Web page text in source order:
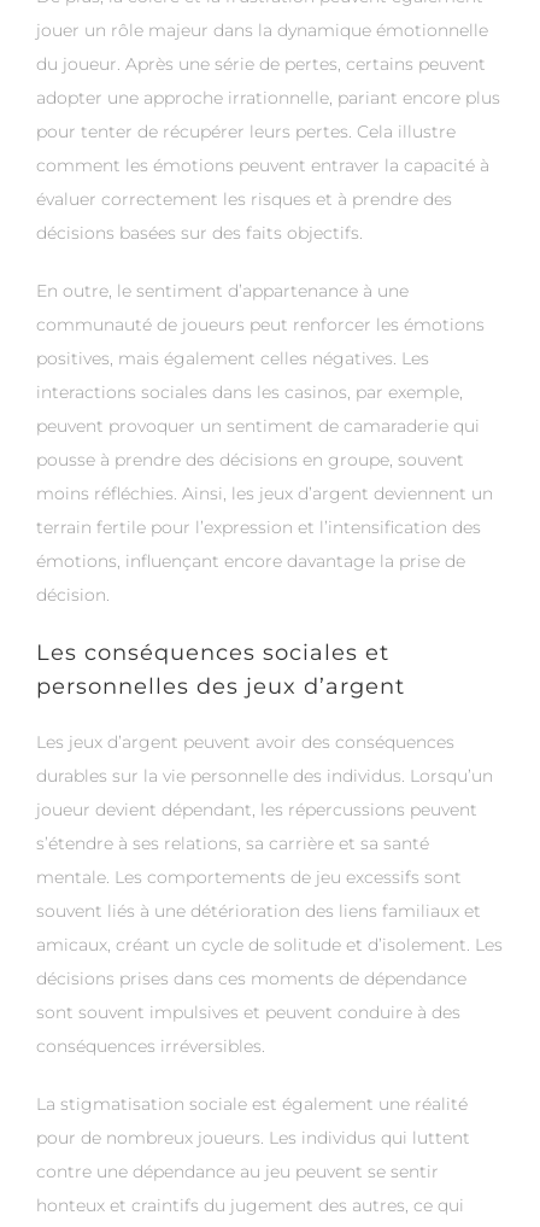
jouer un rôle majeur dans la dynamique émotionnelle
du joueur. Après une série de pertes, certains peuvent
adopter une approche irrationnelle, pariant encore plus
pour tenter de récupérer leurs pertes. Cela illustre
comment les émotions peuvent entraver la capacité à
évaluer correctement les risques et à prendre des
décisions basées sur des faits objectifs.
En outre, le sentiment d’appartenance à une
communauté de joueurs peut renforcer les émotions
positives, mais également celles négatives. Les
interactions sociales dans les casinos, par exemple,
peuvent provoquer un sentiment de camaraderie qui
pousse à prendre des décisions en groupe, souvent
moins réfléchies. Ainsi, les jeux d’argent deviennent un
terrain fertile pour l’expression et l’intensification des
émotions, influençant encore davantage la prise de
décision.
Les conséquences sociales et
personnelles des jeux d’argent
Les jeux d’argent peuvent avoir des conséquences
durables sur la vie personnelle des individus. Lorsqu’un
joueur devient dépendant, les répercussions peuvent
s’étendre à ses relations, sa carrière et sa santé
mentale. Les comportements de jeu excessifs sont
souvent liés à une détérioration des liens familiaux et
amicaux, créant un cycle de solitude et d’isolement. Les
décisions prises dans ces moments de dépendance
sont souvent impulsives et peuvent conduire à des
conséquences irréversibles.
La stigmatisation sociale est également une réalité
pour de nombreux joueurs. Les individus qui luttent
contre une dépendance au jeu peuvent se sentir
honteux et craintifs du jugement des autres, ce qui